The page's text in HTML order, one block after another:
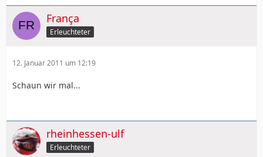
França
Erleuchteter
12. Januar 2011 um 12:19
Schaun wir mal...
rheinhessen-ulf
Erleuchteter